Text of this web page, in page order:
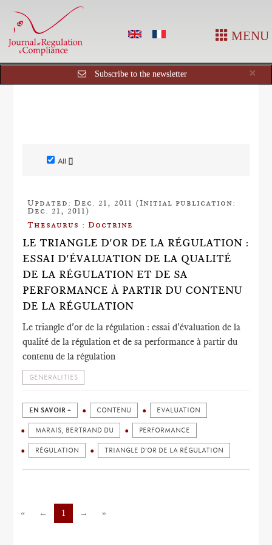
MENU
×
Subscribe to the newsletter
All []
Updated: Dec. 21, 2011 (Initial publication:
Dec. 21, 2011)
Thesaurus : Doctrine
LE TRIANGLE D'OR DE LA RÉGULATION :
ESSAI D'ÉVALUATION DE LA QUALITÉ
DE LA RÉGULATION ET DE SA
PERFORMANCE À PARTIR DU CONTENU
DE LA RÉGULATION
Le triangle d'or de la régulation : essai d'évaluation de la
qualité de la régulation et de sa performance à partir du
contenu de la régulation
GENERALITIES
EN SAVOIR + CONTENU EVALUATION
MARAIS, BERTRAND DU PERFORMANCE
RÉGULATION TRIANGLE D’OR DE LA RÉGULATION
« ← 1 → »